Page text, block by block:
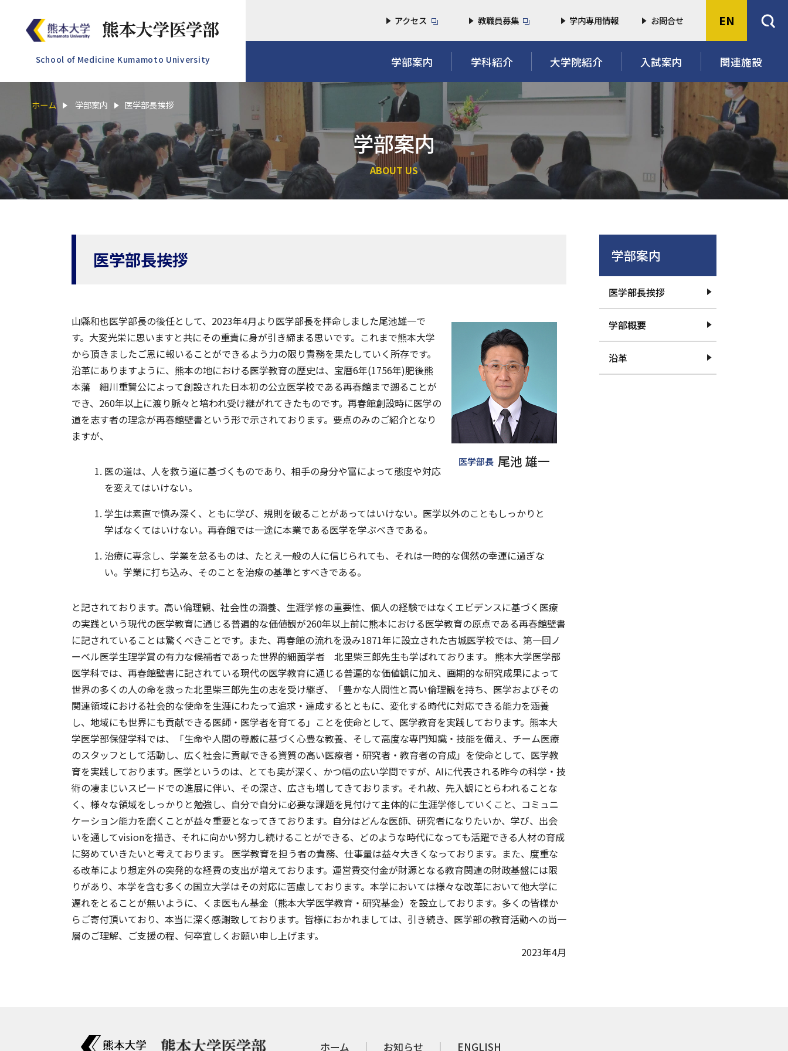
School of Medicine Kumamoto University
アクセス 教職員募集 学内専用情報 お問合せ EN
学部案内 学科紹介 大学院紹介 入試案内 関連施設
ホーム 学部案内 医学部長挨拶
学部案内
ABOUT US
医学部長挨拶
医学部長 尾池 雄一
山縣和也医学部長の後任として、2023年4月より医学部長を拝命しました尾池雄一で
す。大変光栄に思いますと共にその重責に身が引き締まる思いです。これまで熊本大学
から頂きましたご恩に報いることができるよう力の限り責務を果たしていく所存です。
沿革にありますように、熊本の地における医学教育の歴史は、宝暦6年(1756年)肥後熊
本藩 細川重賢公によって創設された日本初の公立医学校である再春館まで遡ることが
でき、260年以上に渡り脈々と培われ受け継がれてきたものです。再春館創設時に医学の
道を志す者の理念が再春館壁書という形で示されております。要点のみのご紹介となり
ますが、
医の道は、人を救う道に基づくものであり、相手の身分や富によって態度や対応
を変えてはいけない。
学生は素直で慎み深く、ともに学び、規則を破ることがあってはいけない。医学以外のこともしっかりと
学ばなくてはいけない。再春館では一途に本業である医学を学ぶべきである。
治療に専念し、学業を怠るものは、たとえ一般の人に信じられても、それは一時的な偶然の幸運に過ぎな
い。学業に打ち込み、そのことを治療の基準とすべきである。
と記されております。高い倫理観、社会性の涵養、生涯学修の重要性、個人の経験ではなくエビデンスに基づく医療
の実践という現代の医学教育に通じる普遍的な価値観が260年以上前に熊本における医学教育の原点である再春館壁書
に記されていることは驚くべきことです。また、再春館の流れを汲み1871年に設立された古城医学校では、第一回ノ
ーベル医学生理学賞の有力な候補者であった世界的細菌学者 北里柴三郎先生も学ばれております。 熊本大学医学部
医学科では、再春館壁書に記されている現代の医学教育に通じる普遍的な価値観に加え、画期的な研究成果によって
世界の多くの人の命を救った北里柴三郎先生の志を受け継ぎ、「豊かな人間性と高い倫理観を持ち、医学およびその
関連領域における社会的な使命を生涯にわたって追求・達成するとともに、変化する時代に対応できる能力を涵養
し、地域にも世界にも貢献できる医師・医学者を育てる」ことを使命として、医学教育を実践しております。熊本大
学医学部保健学科では、「生命や人間の尊厳に基づく心豊な教養、そして高度な専門知識・技能を備え、チーム医療
のスタッフとして活動し、広く社会に貢献できる資質の高い医療者・研究者・教育者の育成」を使命として、医学教
育を実践しております。医学というのは、とても奥が深く、かつ幅の広い学問ですが、AIに代表される昨今の科学・技
術の凄まじいスピードでの進展に伴い、その深さ、広さも増してきております。それ故、先入観にとらわれることな
く、様々な領域をしっかりと勉強し、自分で自分に必要な課題を見付けて主体的に生涯学修していくこと、コミュニ
ケーション能力を磨くことが益々重要となってきております。自分はどんな医師、研究者になりたいか、学び、出会
いを通してvisionを描き、それに向かい努力し続けることができる、どのような時代になっても活躍できる人材の育成
に努めていきたいと考えております。 医学教育を担う者の責務、仕事量は益々大きくなっております。また、度重な
る改革により想定外の突発的な経費の支出が増えております。運営費交付金が財源となる教育関連の財政基盤には限
りがあり、本学を含む多くの国立大学はその対応に苦慮しております。本学においては様々な改革において他大学に
遅れをとることが無いように、くま医もん基金（熊本大学医学教育・研究基金）を設立しております。多くの皆様か
らご寄付頂いており、本当に深く感謝致しております。皆様におかれましては、引き続き、医学部の教育活動への尚一
層のご理解、ご支援の程、何卒宜しくお願い申し上げます。
2023年4月
学部案内
医学部長挨拶
学部概要
沿革
ホーム お知らせ ENGLISH